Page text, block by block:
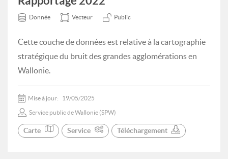
Donnée Vecteur Public
Cette couche de données est relative à la cartographie
stratégique du bruit des grandes agglomérations en
Wallonie.
Mise à jour: 19/05/2025
Service public de Wallonie (SPW)
Carte Service Téléchargement